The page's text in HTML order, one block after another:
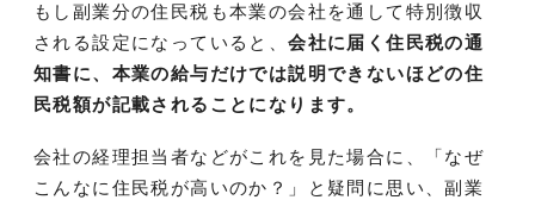
もし副業分の住民税も本業の会社を通して特別徴収
される設定になっていると、会社に届く住民税の通
知書に、本業の給与だけでは説明できないほどの住
民税額が記載されることになります。
会社の経理担当者などがこれを見た場合に、「なぜ
こんなに住民税が高いのか？」と疑問に思い、副業